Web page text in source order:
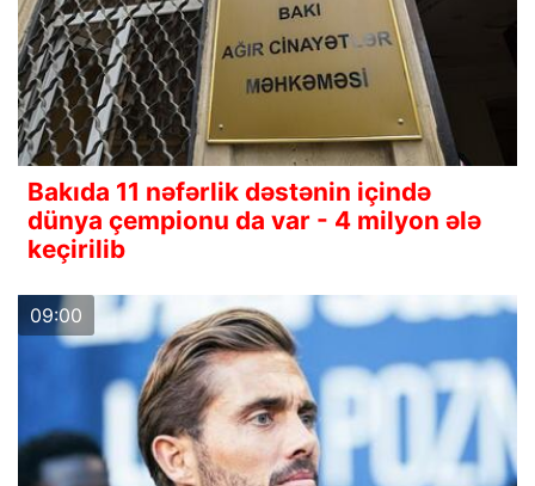
Bakıda 11 nəfərlik dəstənin içində
dünya çempionu da var - 4 milyon ələ
keçirilib
09:00